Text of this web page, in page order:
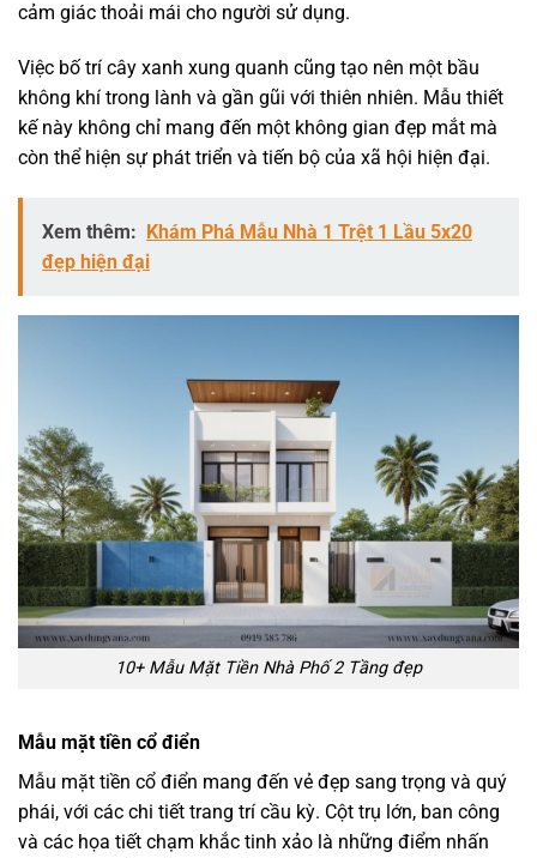
cảm giác thoải mái cho người sử dụng.
Việc bố trí cây xanh xung quanh cũng tạo nên một bầu
không khí trong lành và gần gũi với thiên nhiên. Mẫu thiết
kế này không chỉ mang đến một không gian đẹp mắt mà
còn thể hiện sự phát triển và tiến bộ của xã hội hiện đại.
Xem thêm: Khám Phá Mẫu Nhà 1 Trệt 1 Lầu 5x20
đẹp hiện đại
10+ Mẫu Mặt Tiền Nhà Phố 2 Tầng đẹp
Mẫu mặt tiền cổ điển
Mẫu mặt tiền cổ điển mang đến vẻ đẹp sang trọng và quý
phái, với các chi tiết trang trí cầu kỳ. Cột trụ lớn, ban công
và các họa tiết chạm khắc tinh xảo là những điểm nhấn